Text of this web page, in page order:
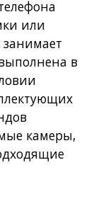
или
в
камеры,